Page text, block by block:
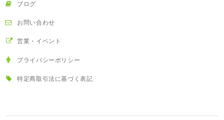
ブログ
お問い合わせ
営業・イベント
プライバシーポリシー
特定商取引法に基づく表記